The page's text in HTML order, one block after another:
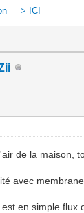
==> ICI
de la maison,
avec
en simple flux